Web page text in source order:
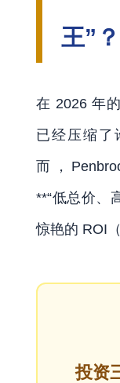
王”？
在 2026 年
已经压缩了
而，
**“低总价、
惊艳的 ROI
投资